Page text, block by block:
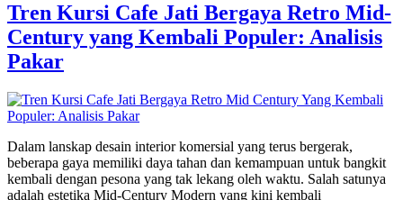
Tren Kursi Cafe Jati Bergaya Retro Mid-
Century yang Kembali Populer: Analisis
Pakar
Dalam lanskap desain interior komersial yang terus bergerak,
beberapa gaya memiliki daya tahan dan kemampuan untuk bangkit
kembali dengan pesona yang tak lekang oleh waktu. Salah satunya
adalah estetika Mid-Century Modern yang kini kembali